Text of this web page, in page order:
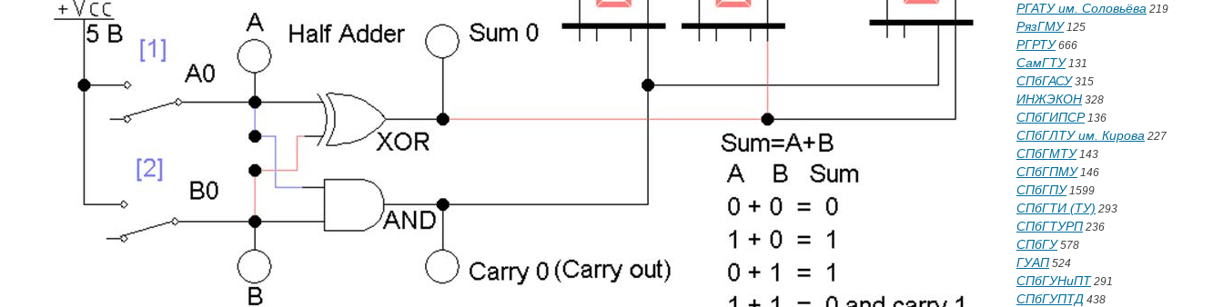
РГАТУ им. Соловьёва 219
РязГМУ125
РГРТУ666
СамГТУ131
СПбГАСУ315
ИНЖЭКОН 328
СПбГИПСР136
СПбГЛТУ им. Кирова 227
СПбГМТУ143
СПбГПМУ146
СПбГПУ1599
СПбГТИ (ТУ) 293
СПбГТУРП 236
СПбГУ578
ГУАП 524
СПбГУНиПТ 291
СПбГУПТД 438